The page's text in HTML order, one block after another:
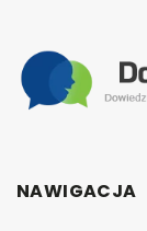
NAWIGACJA